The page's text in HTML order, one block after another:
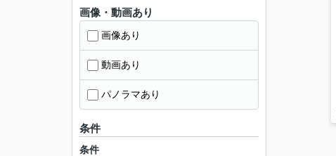
画像・動画あり
画像あり
動画あり
パノラマあり
条件
条件